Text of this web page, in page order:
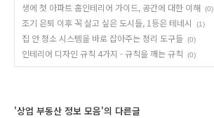
생에 첫 아파트 홈인테리어 가이드, 공간에 대한 이해 (0)
조기 은퇴 이후 꼭 살고 싶은 도시들, 1등은 테네시 (1)
집 안 청소 시스템을 바로 잡아주는 정리 도구들 (0)
인테리어 디자인 규칙 4가지 - 규칙을 깨는 규칙 (0)
'상업 부동산 정보 모음'의 다른글